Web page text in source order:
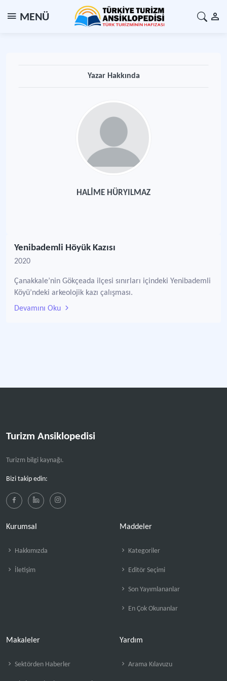
MENÜ
Yazar Hakkında
HALİME HÜRYILMAZ
Yenibademli Höyük Kazısı
2020
Çanakkale’nin Gökçeada ilçesi sınırları içindeki Yenibademli
Köyü’ndeki arkeolojik kazı çalışması.
Devamını Oku
Turizm Ansiklopedisi
Turizm bilgi kaynağı.
Bizi takip edin:
Kurumsal
Hakkımızda
İletişim
Maddeler
Kategoriler
Editör Seçimi
Son Yayımlananlar
En Çok Okunanlar
Makaleler
Sektörden Haberler
Yardım
Arama Kılavuzu